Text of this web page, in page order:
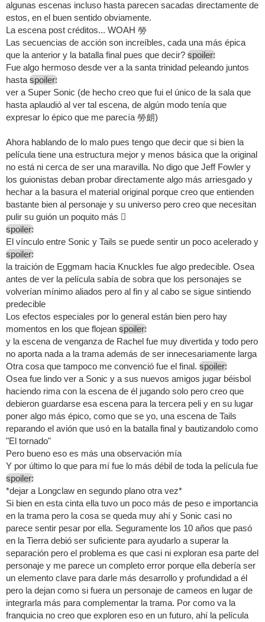
algunas escenas incluso hasta parecen sacadas directamente de
estos, en el buen sentido obviamente.
La escena post créditos... WOAH 勞
Las secuencias de acción son increíbles, cada una más épica
que la anterior y la batalla final pues que decir? spoiler:
Fue algo hermoso desde ver a la santa trinidad peleando juntos
hasta spoiler:
ver a Super Sonic (de hecho creo que fui el único de la sala que
hasta aplaudió al ver tal escena, de algún modo tenía que
expresar lo épico que me parecía 勞朗)
Ahora hablando de lo malo pues tengo que decir que si bien la
película tiene una estructura mejor y menos básica que la original
no está ni cerca de ser una maravilla. No digo que Jeff Fowler y
los guionistas deban probar directamente algo más arriesgado y
hechar a la basura el material original porque creo que entienden
bastante bien al personaje y su universo pero creo que necesitan
pulir su guión un poquito más 
spoiler:
El vínculo entre Sonic y Tails se puede sentir un poco acelerado y
spoiler:
la traición de Eggmam hacia Knuckles fue algo predecible. Osea
antes de ver la película sabía de sobra que los personajes se
volverían mínimo aliados pero al fin y al cabo se sigue sintiendo
predecible
Los efectos especiales por lo general están bien pero hay
momentos en los que flojean spoiler:
y la escena de venganza de Rachel fue muy divertida y todo pero
no aporta nada a la trama además de ser innecesariamente larga
Otra cosa que tampoco me convenció fue el final. spoiler:
Osea fue lindo ver a Sonic y a sus nuevos amigos jugar béisbol
haciendo rima con la escena de él jugando solo pero creo que
debieron guardarse esa escena para la tercera peli y en su lugar
poner algo más épico, como que se yo, una escena de Tails
reparando el avión que usó en la batalla final y bautizandolo como
"El tornado"
Pero bueno eso es más una observación mía
Y por último lo que para mí fue lo más débil de toda la película fue
spoiler:
*dejar a Longclaw en segundo plano otra vez*
Si bien en esta cinta ella tuvo un poco más de peso e importancia
en la trama pero la cosa se queda muy ahí y Sonic casi no
parece sentir pesar por ella. Seguramente los 10 años que pasó
en la Tierra debió ser suficiente para ayudarlo a superar la
separación pero el problema es que casi ni exploran esa parte del
personaje y me parece un completo error porque ella debería ser
un elemento clave para darle más desarrollo y profundidad a él
pero la dejan como si fuera un personaje de cameos en lugar de
integrarla más para complementar la trama. Por como va la
franquicia no creo que exploren eso en un futuro, ahí la película